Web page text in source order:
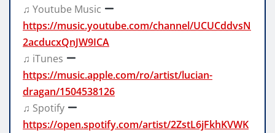
♫ Youtube Music
https://music.youtube.com/channel/UCUCddvsN
2acducxQnJW9ICA
♫ iTunes
https://music.apple.com/ro/artist/lucian-
dragan/1504538126
♫ Spotify
https://open.spotify.com/artist/2ZstL6jFkhKVWK